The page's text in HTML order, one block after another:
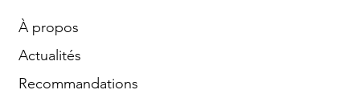
À propos
Actualités
Recommandations